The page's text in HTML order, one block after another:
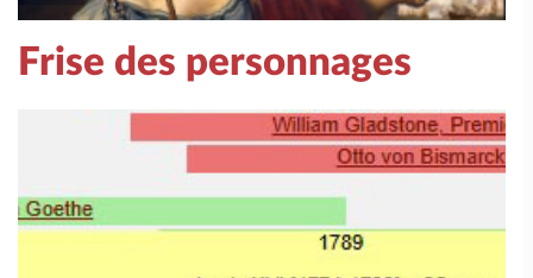
Frise des personnages